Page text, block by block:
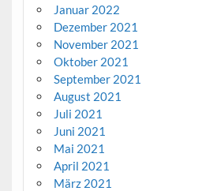
Januar 2022
Dezember 2021
November 2021
Oktober 2021
September 2021
August 2021
Juli 2021
Juni 2021
Mai 2021
April 2021
März 2021